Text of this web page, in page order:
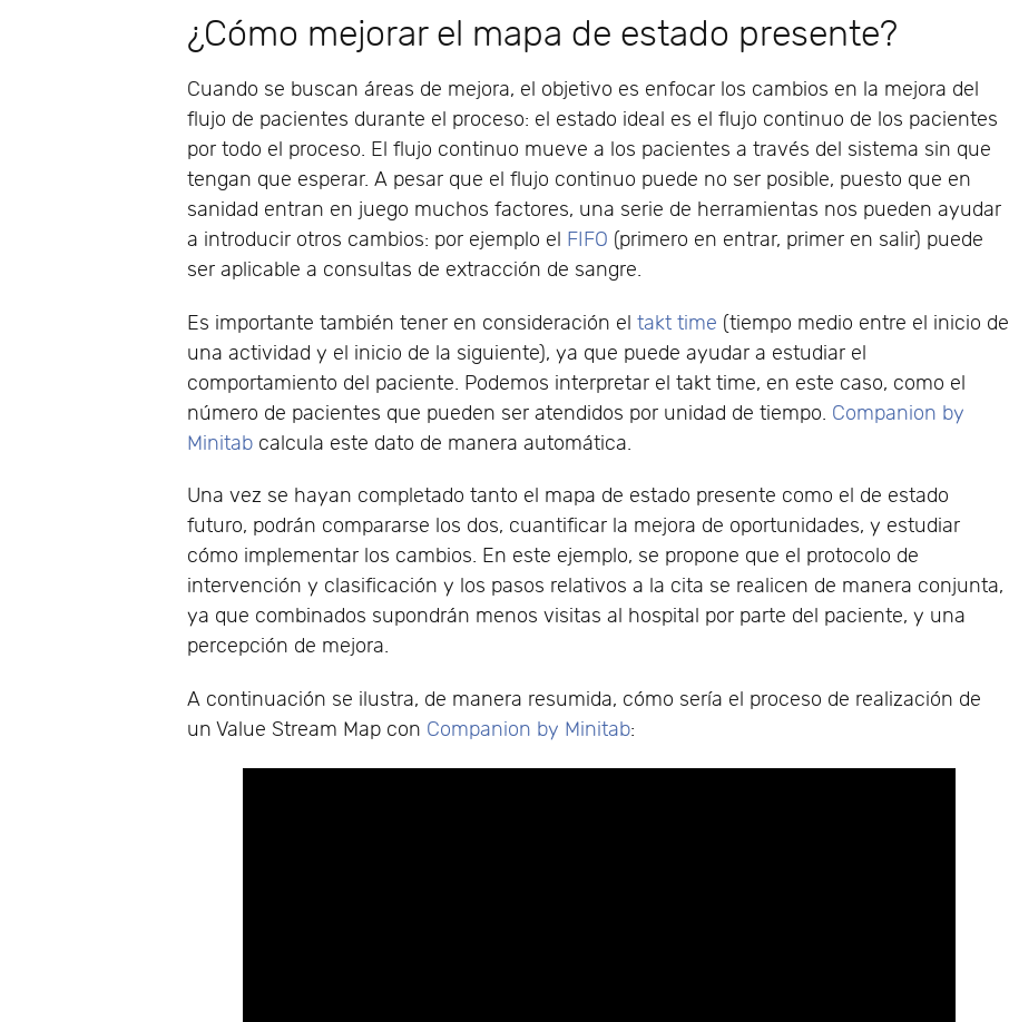
¿Cómo mejorar el mapa de estado presente?
Cuando se buscan áreas de mejora, el objetivo es enfocar los cambios en la mejora del
flujo de pacientes durante el proceso: el estado ideal es el flujo continuo de los pacientes
por todo el proceso. El flujo continuo mueve a los pacientes a través del sistema sin que
tengan que esperar. A pesar que el flujo continuo puede no ser posible, puesto que en
sanidad entran en juego muchos factores, una serie de herramientas nos pueden ayudar
a introducir otros cambios: por ejemplo el FIFO (primero en entrar, primer en salir) puede
ser aplicable a consultas de extracción de sangre.
Es importante también tener en consideración eltakt time (tiempo medio entre el inicio de
una actividad y el inicio de la siguiente), ya que puede ayudar a estudiar el
comportamiento del paciente. Podemos interpretar el takt time, en este caso, como el
número de pacientes que pueden ser atendidos por unidad de tiempo. Companion by
Minitab calcula este dato de manera automática.
Una vez se hayan completado tanto el mapa de estado presente como el de estado
futuro, podrán compararse los dos, cuantificar la mejora de oportunidades, y estudiar
cómo implementar los cambios. En este ejemplo, se propone que el protocolo de
intervención y clasificación y los pasos relativos a la cita se realicen de manera conjunta,
ya que combinados supondrán menos visitas al hospital por parte del paciente, y una
percepción de mejora.
A continuación se ilustra, de manera resumida, cómo sería el proceso de realización de
un Value Stream Map con Companion by Minitab: